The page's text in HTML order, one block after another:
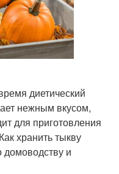
диетический
нежным вкусом,
для приготовления
хранить тыкву
домоводству и